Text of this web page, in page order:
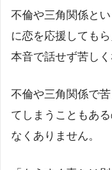
不倫や三角関係と
に恋を応援しても
本音で話せず苦しく
不倫や三角関係で
てしまうこともあ
なくありません。